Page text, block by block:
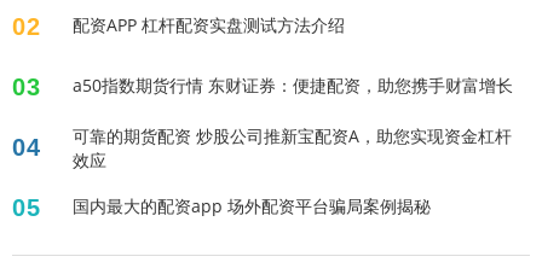
02 配资APP 杠杆配资实盘测试方法介绍
03 a50指数期货行情 东财证券：便捷配资，助您携手财富增长
04
可靠的期货配资 炒股公司推新宝配资A，助您实现资金杠杆
效应
05 国内最大的配资app 场外配资平台骗局案例揭秘